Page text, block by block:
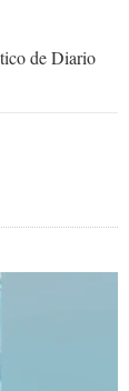
de Diario